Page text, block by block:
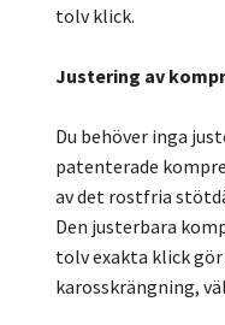
tolv klick.
Justering av
Du behöver inga
patenterade
av det rostfria
Den justerbara
tolv exakta klick
karosskrängning,